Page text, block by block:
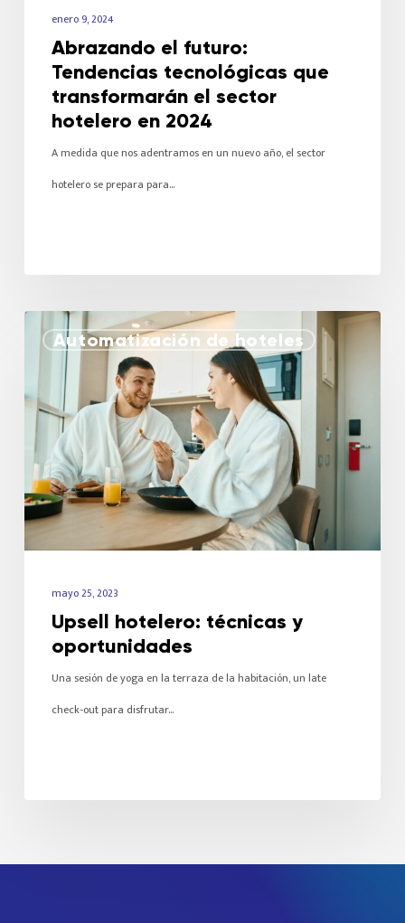
enero 9, 2024
Abrazando el futuro:
Tendencias tecnológicas que
transformarán el sector
hotelero en 2024
A medida que nos adentramos en un nuevo año, el sector
hotelero se prepara para…
Automatización de hoteles
mayo 25, 2023
Upsell hotelero: técnicas y
oportunidades
Una sesión de yoga en la terraza de la habitación, un late
check-out para disfrutar…